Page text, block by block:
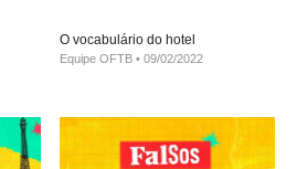
O vocabulário do hotel
Equipe OFTB 09/02/2022